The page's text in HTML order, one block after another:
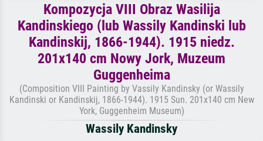
Kompozycja VIII Obraz Wasilija
Kandinskiego (lub Wassily Kandinski lub
Kandinskij, 1866-1944). 1915 niedz.
201x140 cm Nowy Jork, Muzeum
Guggenheima
(Composition VIII Painting by Vassily Kandinsky (or Wassily
Kandinski or Kandinskij, 1866-1944). 1915 Sun. 201x140 cm New
York, Guggenheim Museum)
Wassily Kandinsky